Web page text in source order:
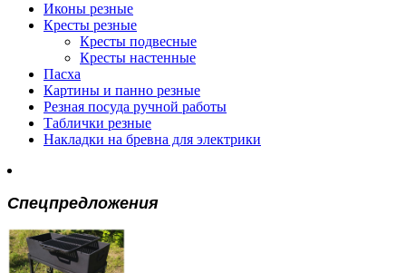
Иконы резные
Кресты резные
Кресты подвесные
Кресты настенные
Пасха
Картины и панно резные
Резная посуда ручной работы
Таблички резные
Накладки на бревна для электрики
Спецпредложения